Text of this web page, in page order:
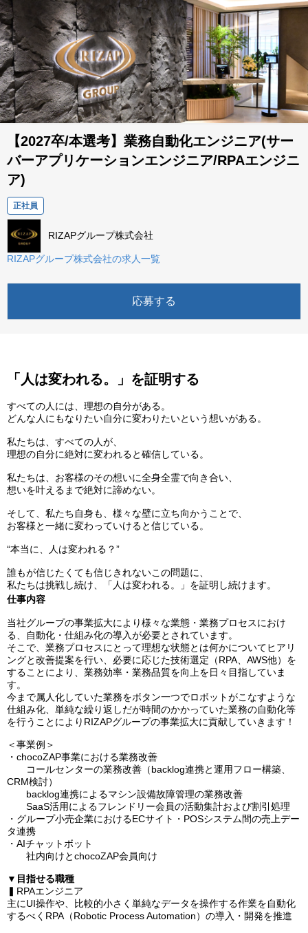
【2027卒/本選考】業務自動化エンジニア(サー
バーアプリケーションエンジニア/RPAエンジニ
ア)
正社員
RIZAPグループ株式会社
RIZAPグループ株式会社の求人一覧
応募する
「人は変われる。」を証明する
すべての人には、理想の自分がある。
どんな人にもなりたい自分に変わりたいという想いがある。
私たちは、すべての人が、
理想の自分に絶対に変われると確信している。
私たちは、お客様のその想いに全身全霊で向き合い、
想いを叶えるまで絶対に諦めない。
そして、私たち自身も、様々な壁に立ち向かうことで、
お客様と一緒に変わっていけると信じている。
“本当に、人は変われる？”
誰もが信じたくても信じきれないこの問題に、
私たちは挑戦し続け、「人は変われる。」を証明し続けます。
仕事内容
当社グループの事業拡大により様々な業態・業務プロセスにおけ
る、自動化・仕組み化の導入が必要とされています。
そこで、業務プロセスにとって理想な状態とは何かについてヒアリ
ングと改善提案を行い、必要に応じた技術選定（RPA、AWS他）を
することにより、業務効率・業務品質を向上を日々目指していま
す。
今まで属人化していた業務をボタン一つでロボットがこなすような
仕組み化、単純な繰り返しだが時間のかかっていた業務の自動化等
を行うことによりRIZAPグループの事業拡大に貢献していきます！
＜事業例＞
・chocoZAP事業における業務改善
コールセンターの業務改善（backlog連携と運用フロー構築、
CRM検討）
backlog連携によるマシン設備故障管理の業務改善
SaaS活用によるフレンドリー会員の活動集計および割引処理
・グループ小売企業におけるECサイト・POSシステム間の売上デー
タ連携
・AIチャットボット
社内向けとchocoZAP会員向け
▼目指せる職種
▍RPAエンジニア
主にUI操作や、比較的小さく単純なデータを操作する作業を自動化
するべくRPA（Robotic Process Automation）の導入・開発を推進